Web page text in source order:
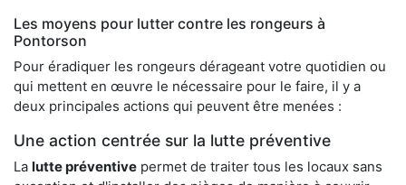
Les moyens pour lutter contre les rongeurs à
Pontorson
Pour éradiquer les rongeurs dérageant votre quotidien ou
qui mettent en œuvre le nécessaire pour le faire, il y a
deux principales actions qui peuvent être menées :
Une action centrée sur la lutte préventive
La lutte préventive permet de traiter tous les locaux sans